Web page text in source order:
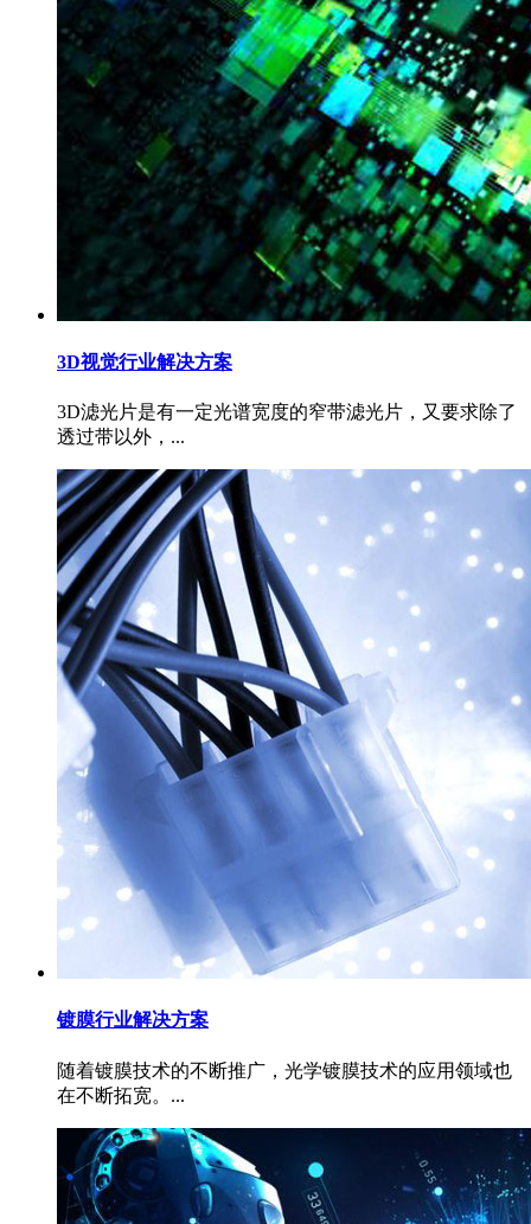
3D视觉行业解决方案
3D滤光片是有一定光谱宽度的窄带滤光片，又要求除了
透过带以外，...
镀膜行业解决方案
随着镀膜技术的不断推广，光学镀膜技术的应用领域也
在不断拓宽。...